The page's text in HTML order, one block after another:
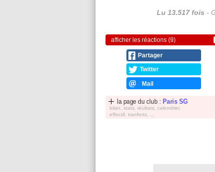
Lu 13.517 fois -
afficher les réactions (9)
Partager
Twitter
Mail
la page du club : Paris SG
bilan, stats, réultats, calendrier,
effectif, tranferts, ...